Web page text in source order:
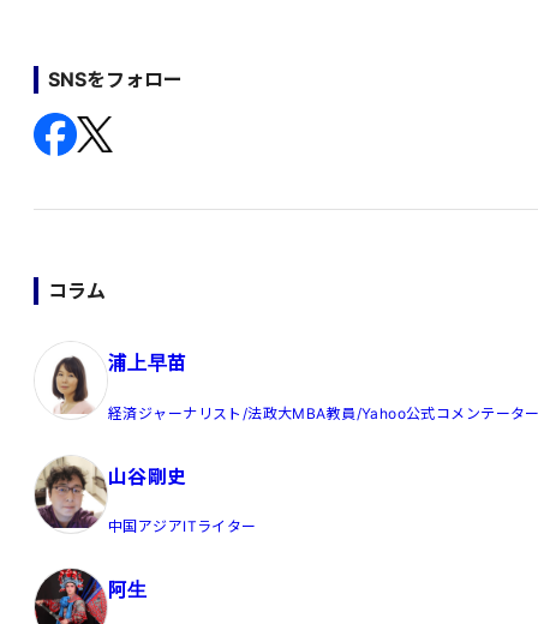
SNSをフォロー
コラム
浦上早苗
経済ジャーナリスト/法政大MBA教員/Yahoo公式コメンテータ
山谷剛史
中国アジアITライター
阿生